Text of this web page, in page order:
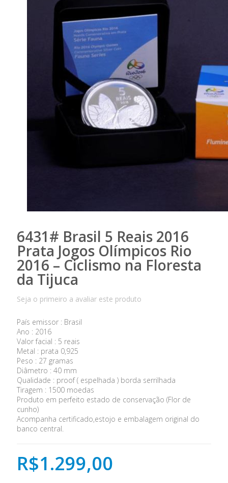
6431# Brasil 5 Reais 2016
Prata Jogos Olímpicos Rio
2016 – Ciclismo na Floresta
da Tijuca
Seja o primeiro a avaliar este produto
País emissor : Brasil
Ano : 2016
Valor facial : 5 reais
Metal : prata 0,925
Peso : 27 gramas
Diâmetro : 40 mm
Qualidade : proof ( espelhada ) borda serrilhada
Tiragem : 1500 moedas
Produto em perfeito estado de conservação (Flor de
cunho)
Acompanha certificado,estojo e embalagem original do
banco central.
R$1.299,00